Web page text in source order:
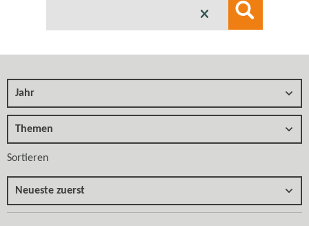
Jahr
Themen
Sortieren
Neueste zuerst